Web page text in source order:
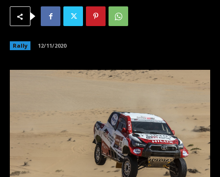
Rally 12/11/2020